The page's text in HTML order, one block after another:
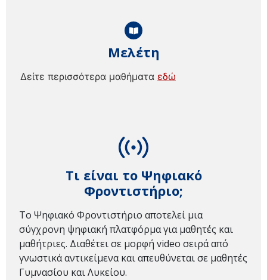
Τι είναι το Ψηφιακό
Φροντιστήριο;
Το Ψηφιακό Φροντιστήριο αποτελεί μια
σύγχρονη ψηφιακή πλατφόρμα για μαθητές και
μαθήτριες. Διαθέτει σε μορφή video σειρά από
γνωστικά αντικείμενα και απευθύνεται σε μαθητές
Γυμνασίου και Λυκείου.
Μελέτη
Δείτε περισσότερα μαθήματα εδώ